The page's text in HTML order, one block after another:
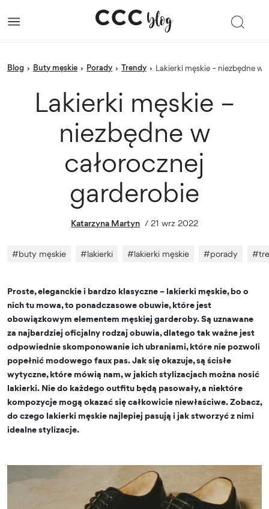
blog › Buty męskie › porady › trendy › Lakierki męskie – niezbędne w
Lakierki męskie –
niezbędne w
całorocznej
garderobie
Katarzyna Martyn / 21 wrz 2022
#buty męskie #lakierki #lakierki męskie #porady #
Proste, eleganckie i bardzo klasyczne – lakierki męskie, bo o
nich tu mowa, to ponadczasowe obuwie, które jest
obowiązkowym elementem męskiej garderoby. Są uznawane
za najbardziej oficjalny rodzaj obuwia, dlatego tak ważne jest
odpowiednie skomponowanie ich ubraniami, które nie pozwoli
popełnić modowego faux pas. Jak się okazuje, są ścisłe
wytyczne, które mówią nam, w jakich stylizacjach można nosić
lakierki. Nie do każdego outfitu będą pasowały, a niektóre
kompozycje mogą okazać się całkowicie niewłaściwe. Zobacz,
do czego lakierki męskie najlepiej pasują i jak stworzyć z nimi
idealne stylizacje.